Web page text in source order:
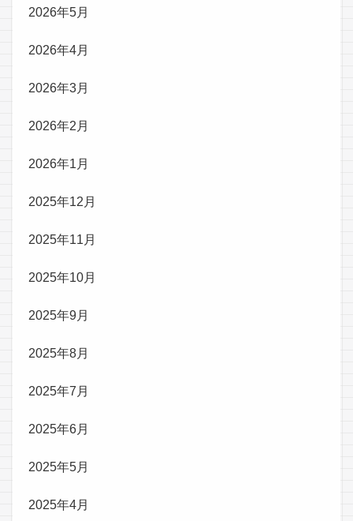
2026年5月
2026年4月
2026年3月
2026年2月
2026年1月
2025年12月
2025年11月
2025年10月
2025年9月
2025年8月
2025年7月
2025年6月
2025年5月
2025年4月